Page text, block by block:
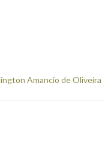
Amancio de Oliveira